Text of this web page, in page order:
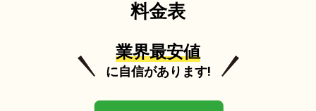
料金表
業界最安値
に自信があります!